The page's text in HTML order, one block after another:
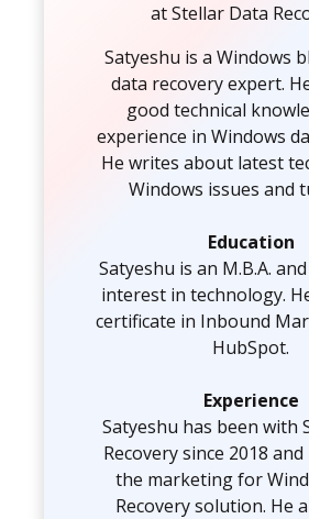
Effacement des
File & Database
Récupération de
Toolkit
Forensique
Couverture médiatique
Communiqués de
Articles
Videos
at Stellar Data
Satyeshu is a Windows
data recovery expert.
good technical
experience in Windows
He writes about latest
Windows issues and
Education
Satyeshu is an M.B.A.
interest in technology.
certificate in Inbound
HubSpot.
Experience
Satyeshu has been with
Recovery since 2018
the marketing for
Recovery solution. He